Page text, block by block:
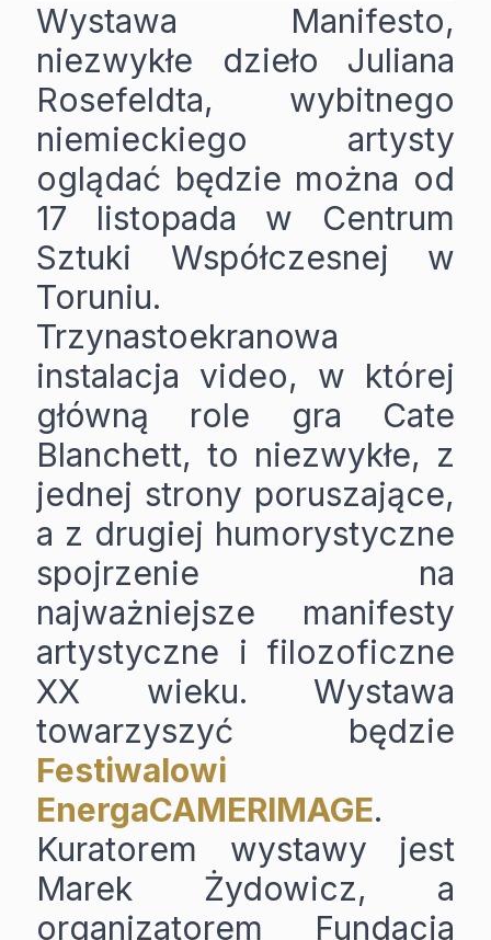
Wystawa Manifesto,
niezwykłe dzieło Juliana
Rosefeldta, wybitnego
niemieckiego artysty
oglądać będzie można od
17 listopada w Centrum
Sztuki Współczesnej w
Toruniu.
Trzynastoekranowa
instalacja video, w której
główną role gra Cate
Blanchett, to niezwykłe, z
jednej strony poruszające,
a z drugiej humorystyczne
spojrzenie na
najważniejsze manifesty
artystyczne i filozoficzne
XX wieku. Wystawa
towarzyszyć będzie
Festiwalowi
EnergaCAMERIMAGE.
Kuratorem wystawy jest
Marek Żydowicz, a
organizatorem Fundacja